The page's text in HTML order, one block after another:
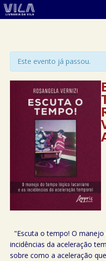
Este evento já passou.
"Escuta o tempo! O
incidências da aceleração
sobre como a aceleração